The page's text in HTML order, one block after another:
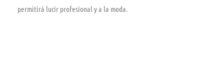
permitirá lucir profesional y a la moda.